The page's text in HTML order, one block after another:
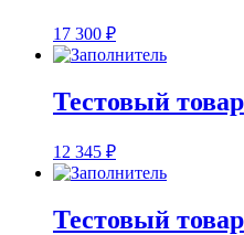
17 300 ₽
Тестовый товар
12 345 ₽
Тестовый товар